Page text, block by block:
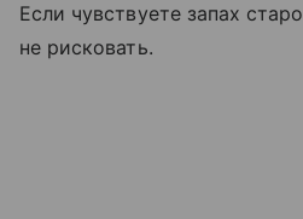
Если чувствуете запах
не рисковать.